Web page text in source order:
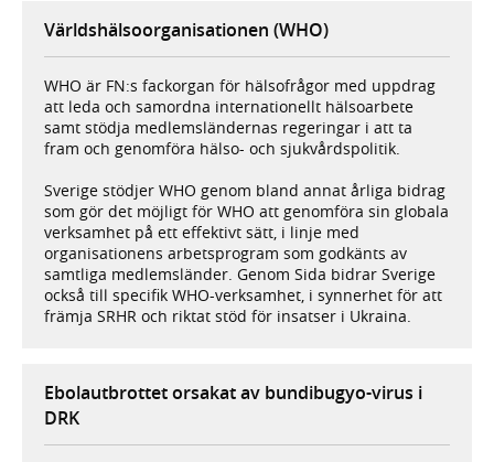
Världshälsoorganisationen (WHO)
WHO är FN:s fackorgan för hälsofrågor med uppdrag
att leda och samordna internationellt hälsoarbete
samt stödja medlemsländernas regeringar i att ta
fram och genomföra hälso- och sjukvårdspolitik.
Sverige stödjer WHO genom bland annat årliga bidrag
som gör det möjligt för WHO att genomföra sin globala
verksamhet på ett effektivt sätt, i linje med
organisationens arbetsprogram som godkänts av
samtliga medlemsländer. Genom Sida bidrar Sverige
också till specifik WHO-verksamhet, i synnerhet för att
främja SRHR och riktat stöd för insatser i Ukraina.
Ebolautbrottet orsakat av bundibugyo-virus i
DRK